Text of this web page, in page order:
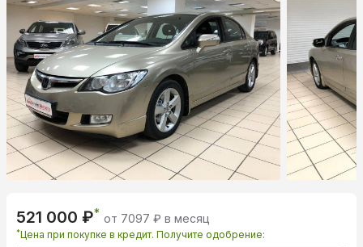
521 000 ₽* от 7097 ₽ в месяц
*Цена при покупке в кредит. Получите одобрение: